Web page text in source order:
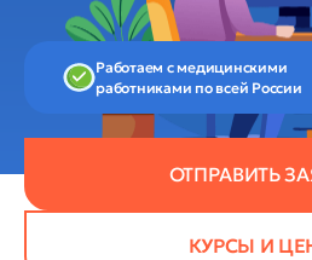
КУРСЫ И
ОТПРАВИТЬ
Работаем с медицинскими
работниками по всей России